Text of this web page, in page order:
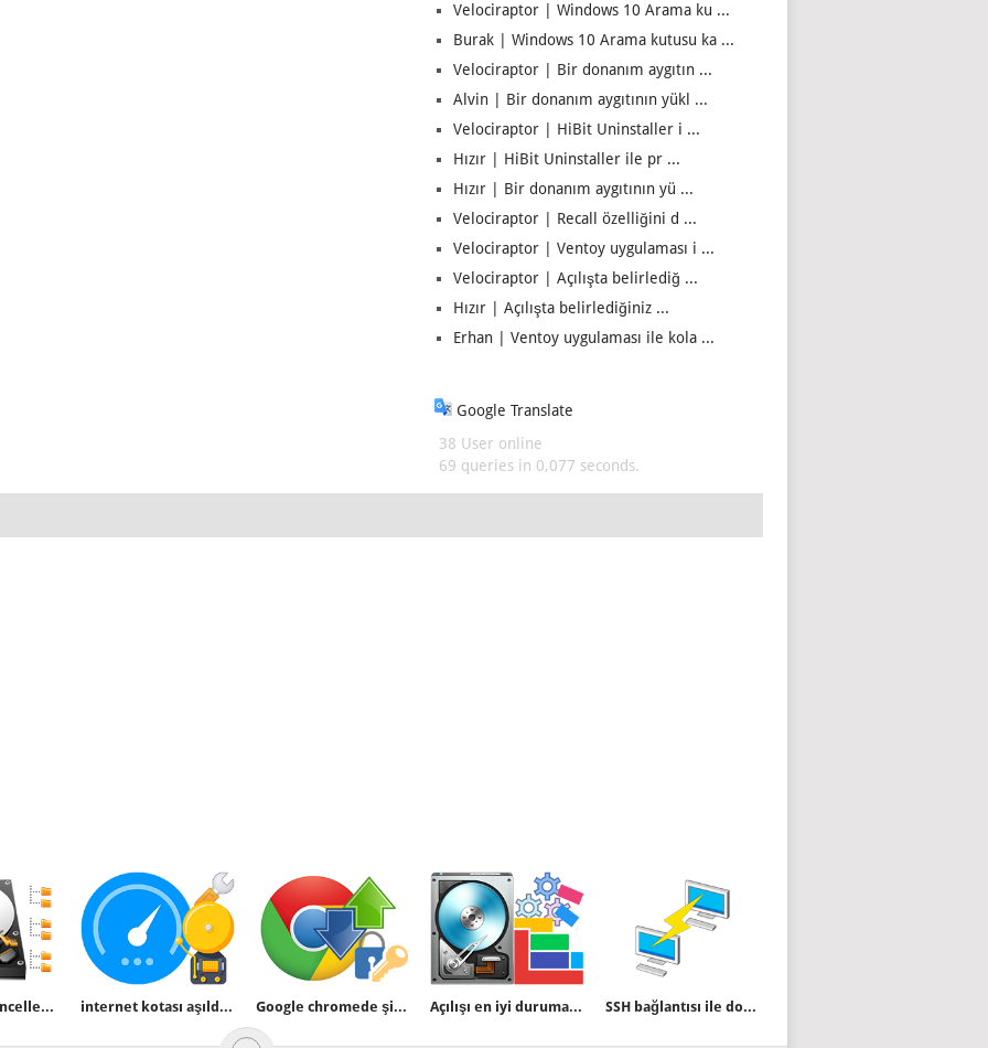
Velociraptor | Windows 10 Arama ku ...
Burak | Windows 10 Arama kutusu ka ...
Velociraptor | Bir donanım aygıtın ...
Alvin | Bir donanım aygıtının yükl ...
Velociraptor | HiBit Uninstaller i ...
Hızır | HiBit Uninstaller ile pr ...
Hızır | Bir donanım aygıtının yü ...
Velociraptor | Recall özelliğini d ...
Velociraptor | Ventoy uygulaması i ...
Velociraptor | Açılışta belirlediğ ...
Hızır | Açılışta belirlediğiniz ...
Erhan | Ventoy uygulaması ile kola ...
Google Translate
38 User online
69 queries in 0,077 seconds.
Son erişim güncellemesini devre dışı bırakmak internet kotası aşıldığında windows 10 uyarsın Google chromede şifreleri içe aktar yok Açılışı en iyi duruma getirme devre dışı bırakılmış SSH bağlantısı ile dosya yedekleme